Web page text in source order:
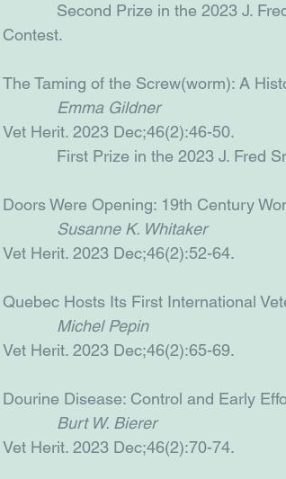
Second Prize in the 2023 J. Fred
Contest.
The Taming of the Screw(worm): A
Emma Gildner
Vet Herit. 2023 Dec;46(2):46-50.
First Prize in the 2023 J. Fred
Doors Were Opening: 19th Century
Susanne K. Whitaker
Vet Herit. 2023 Dec;46(2):52-64.
Quebec Hosts Its First International
Michel Pepin
Vet Herit. 2023 Dec;46(2):65-69.
Dourine Disease: Control and Early
Burt W. Bierer
Vet Herit. 2023 Dec;46(2):70-74.